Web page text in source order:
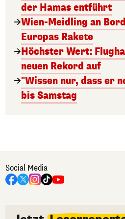
der Hamas entführt
Wien-Meidling an
Europas Rakete
Höchster Wert:
neuen Rekord auf
"Wissen nur, dass er
bis Samstag
Social Media